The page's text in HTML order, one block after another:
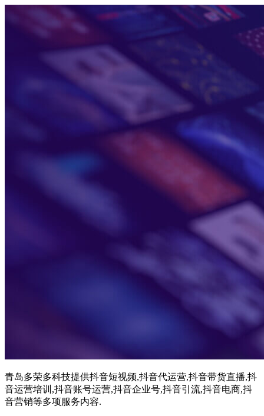
青岛多荣多科技提供抖音短视频,抖音代运营,抖音带货直播,抖
音运营培训,抖音账号运营,抖音企业号,抖音引流,抖音电商,抖
音营销等多项服务内容.